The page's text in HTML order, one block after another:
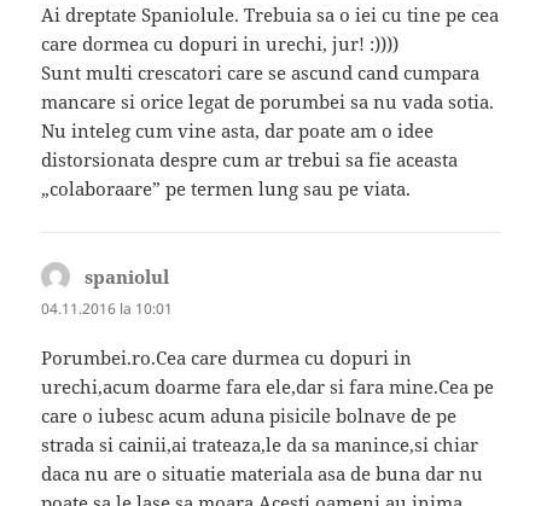
Ai dreptate Spaniolule. Trebuia sa o iei cu tine pe cea
care dormea cu dopuri in urechi, jur! :))))
Sunt multi crescatori care se ascund cand cumpara
mancare si orice legat de porumbei sa nu vada sotia.
Nu inteleg cum vine asta, dar poate am o idee
distorsionata despre cum ar trebui sa fie aceasta
„colaboraare” pe termen lung sau pe viata.
spaniolul
04.11.2016 la 10:01
Porumbei.ro.Cea care durmea cu dopuri in
urechi,acum doarme fara ele,dar si fara mine.Cea pe
care o iubesc acum aduna pisicile bolnave de pe
strada si cainii,ai trateaza,le da sa manince,si chiar
daca nu are o situatie materiala asa de buna dar nu